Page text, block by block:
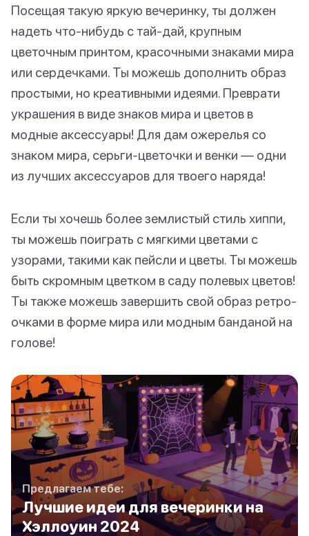
Посещая такую яркую вечеринку, ты должен
надеть что-нибудь с тай-дай, крупным
цветочным принтом, красочными знаками мира
или сердечками. Ты можешь дополнить образ
простыми, но креативными идеями. Преврати
украшения в виде знаков мира и цветов в
модные аксессуары! Для дам ожерелья со
знаком мира, серьги-цветочки и венки — одни
из лучших аксессуаров для твоего наряда!
Если ты хочешь более землистый стиль хиппи,
ты можешь поиграть с мягкими цветами с
узорами, такими как пейсли и цветы. Ты можешь
быть скромным цветком в саду полевых цветов!
Ты также можешь завершить свой образ ретро-
очками в форме мира или модным банданой на
голове!
Предлагаем тебе:
Лучшие идеи для вечеринки на
Хэллоуин 2024